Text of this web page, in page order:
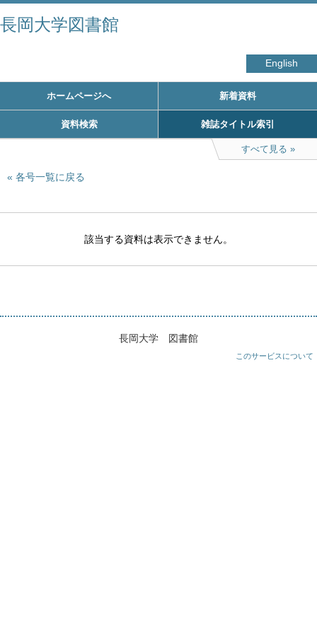
長岡大学図書館
English
ホームページへ 新着資料
資料検索 雑誌タイトル索引
すべて見る
各号一覧に戻る
該当する資料は表示できません。
長岡大学 図書館
このサービスについて